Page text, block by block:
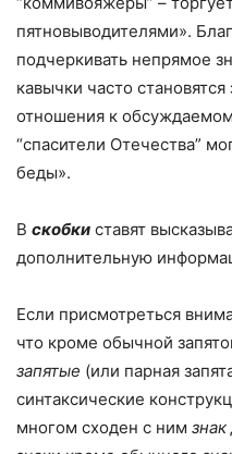
пятновыводителями».
подчеркивать непрямое
кавычки часто
отношения к
“спасители Отечества”
беды».
В скобки ставят
дополнительную
Если присмотреться
что кроме обычной
запятые (или парная
синтаксические
многом сходен с ним знак